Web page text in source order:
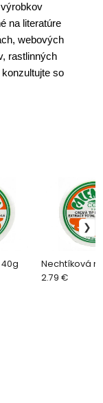
na literatúre
webových
rastlinných
so
Nechtíková
2.79 €